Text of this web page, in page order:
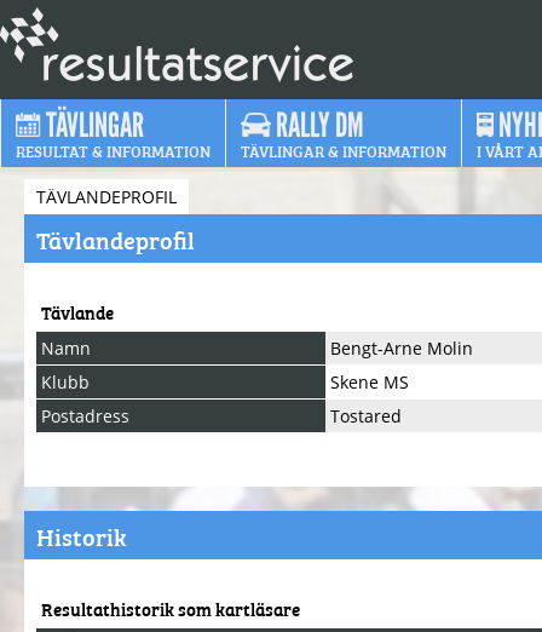
TÄVLINGAR
RESULTAT & INFORMATION
RALLY DM
TÄVLINGAR & INFORMATION I VÅRT
TÄVLANDEPROFIL
Tävlandeprofil
Tävlande
Namn
Bengt-Arne Molin
Klubb
Skene MS
Postadress
Tostared
Historik
Resultathistorik som kartläsare